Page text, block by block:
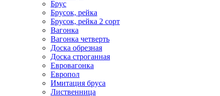
Брус
Брусок, рейка
Брусок, рейка 2 сорт
Вагонка
Вагонка четверть
Доска обрезная
Доска строганная
Евровагонка
Европол
Имитация бруса
Лиственница